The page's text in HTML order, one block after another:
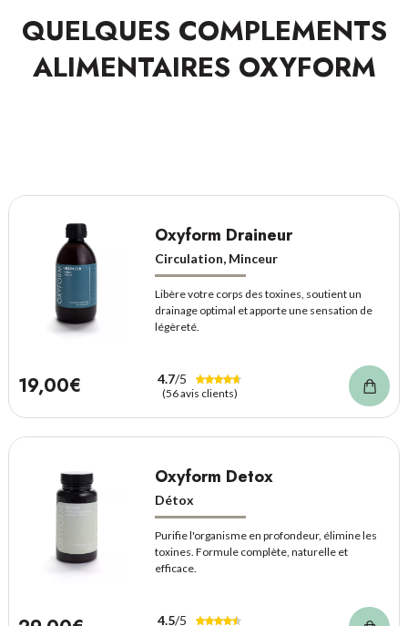
QUELQUES COMPLEMENTS
ALIMENTAIRES OXYFORM
Oxyform Draineur
Circulation, Minceur
Libère votre corps des toxines, soutient un
drainage optimal et apporte une sensation de
légèreté.
19,00€ 4.7/5
(56 avis clients)
Oxyform Detox
Détox
Purifie l'organisme en profondeur, élimine les
toxines. Formule complète, naturelle et
efficace.
4.5/5